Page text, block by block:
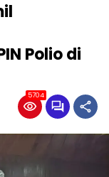
Polio di
5704